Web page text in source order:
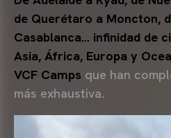
de Querétaro a Moncton,
Casablanca… infinidad de
Asia, África, Europa y
VCF Camps que han
más exhaustiva.